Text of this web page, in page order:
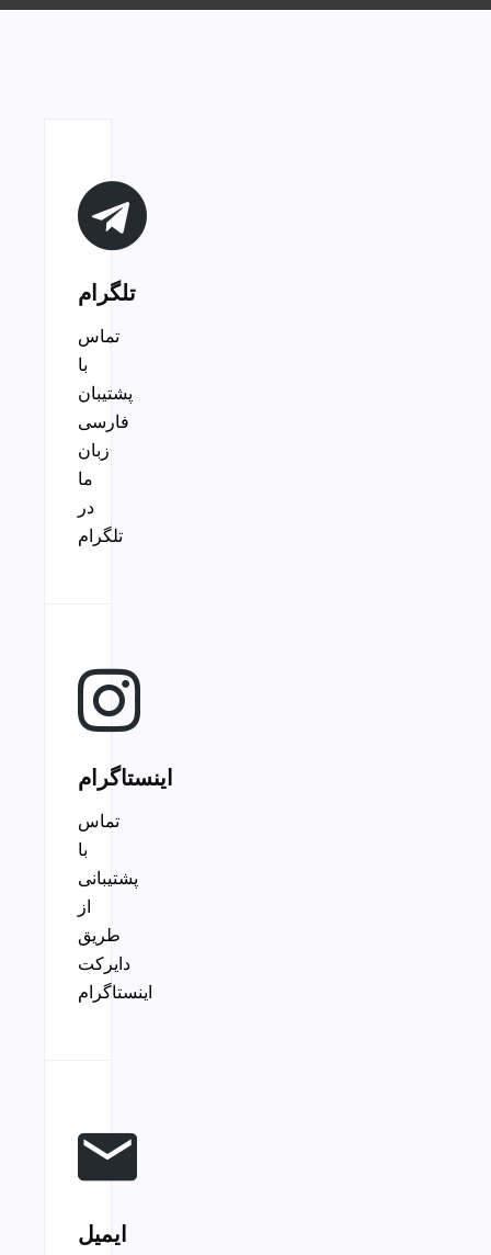
تلگرام
تماس
با
پشتیبان
فارسی
زبان
ما
در
تلگرام
اینستاگرام
تماس
با
پشتیبانی
از
طریق
دایرکت
اینستاگرام
ایمیل